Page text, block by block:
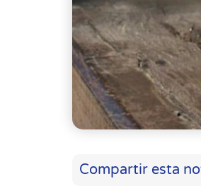
Compartir esta